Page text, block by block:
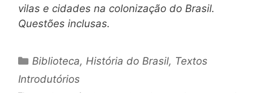
vilas e cidades na colonização do Brasil.
Questões inclusas.
Categorias
Biblioteca, História do Brasil, Textos
Introdutórios